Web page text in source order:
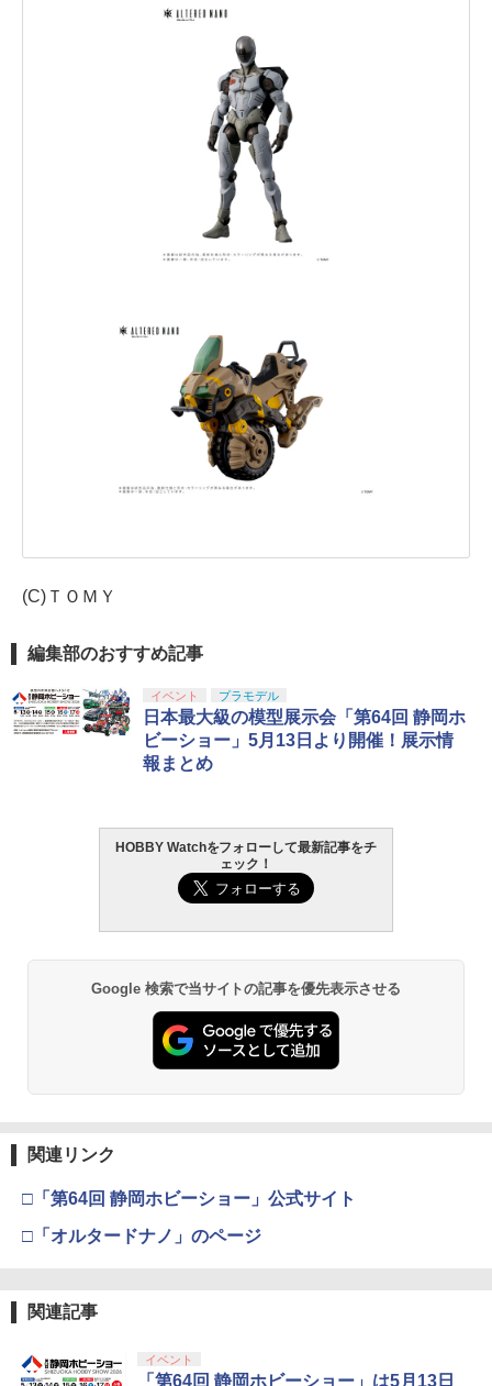
(C)ＴＯＭＹ
編集部のおすすめ記事
イベント プラモデル
日本最大級の模型展示会「第64回 静岡ホ
ビーショー」5月13日より開催！展示情
報まとめ
HOBBY Watchをフォローして最新記事をチ
ェック！
Google 検索で当サイトの記事を優先表示させる
関連リンク
□「第64回 静岡ホビーショー」公式サイト
□「オルタードナノ」のページ
関連記事
イベント
「第64回 静岡ホビーショー」は5月13日